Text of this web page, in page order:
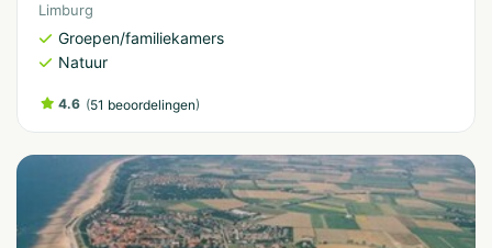
Limburg
Groepen/familiekamers
Natuur
4.6 (51 beoordelingen)